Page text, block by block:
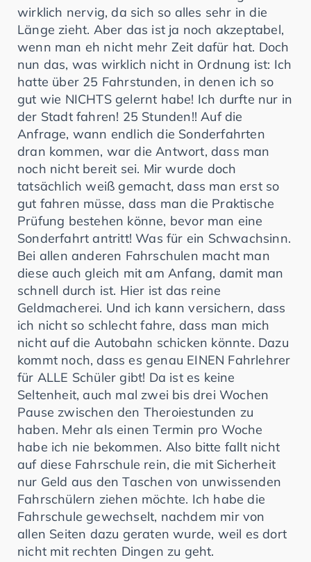
wirklich nervig, da sich so alles sehr in die
Länge zieht. Aber das ist ja noch akzeptabel,
wenn man eh nicht mehr Zeit dafür hat. Doch
nun das, was wirklich nicht in Ordnung ist: Ich
hatte über 25 Fahrstunden, in denen ich so
gut wie NICHTS gelernt habe! Ich durfte nur in
der Stadt fahren! 25 Stunden!! Auf die
Anfrage, wann endlich die Sonderfahrten
dran kommen, war die Antwort, dass man
noch nicht bereit sei. Mir wurde doch
tatsächlich weiß gemacht, dass man erst so
gut fahren müsse, dass man die Praktische
Prüfung bestehen könne, bevor man eine
Sonderfahrt antritt! Was für ein Schwachsinn.
Bei allen anderen Fahrschulen macht man
diese auch gleich mit am Anfang, damit man
schnell durch ist. Hier ist das reine
Geldmacherei. Und ich kann versichern, dass
ich nicht so schlecht fahre, dass man mich
nicht auf die Autobahn schicken könnte. Dazu
kommt noch, dass es genau EINEN Fahrlehrer
für ALLE Schüler gibt! Da ist es keine
Seltenheit, auch mal zwei bis drei Wochen
Pause zwischen den Theroiestunden zu
haben. Mehr als einen Termin pro Woche
habe ich nie bekommen. Also bitte fallt nicht
auf diese Fahrschule rein, die mit Sicherheit
nur Geld aus den Taschen von unwissenden
Fahrschülern ziehen möchte. Ich habe die
Fahrschule gewechselt, nachdem mir von
allen Seiten dazu geraten wurde, weil es dort
nicht mit rechten Dingen zu geht.